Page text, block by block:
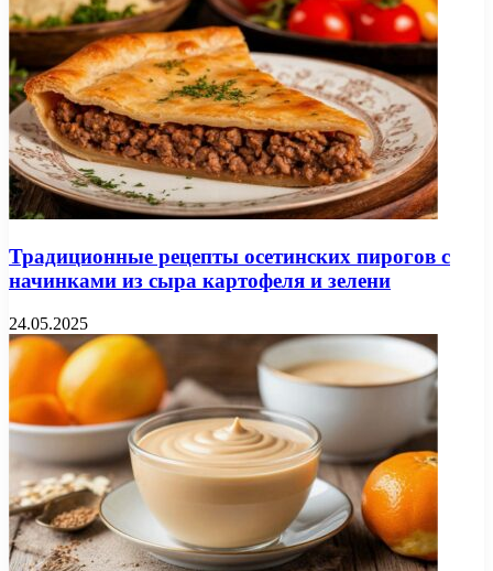
Традиционные рецепты осетинских пирогов с
начинками из сыра картофеля и зелени
24.05.2025